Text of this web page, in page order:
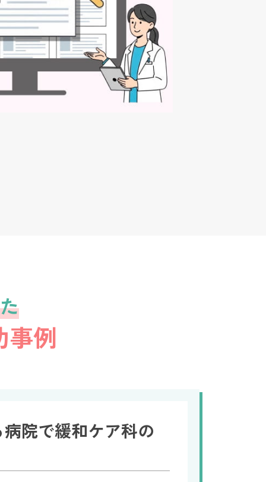
事例
院で緩和ケア科の